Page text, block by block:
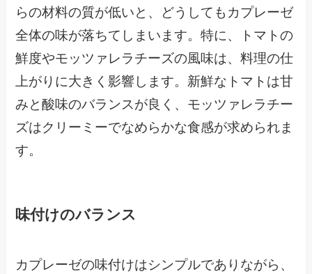
らの材料の質が低いと、どうしてもカプレーゼ
全体の味が落ちてしまいます。特に、トマトの
鮮度やモッツァレラチーズの風味は、料理の仕
上がりに大きく影響します。新鮮なトマトは甘
みと酸味のバランスが良く、モッツァレラチー
ズはクリーミーでなめらかな食感が求められま
す。
味付けのバランス
カプレーゼの味付けはシンプルでありながら、